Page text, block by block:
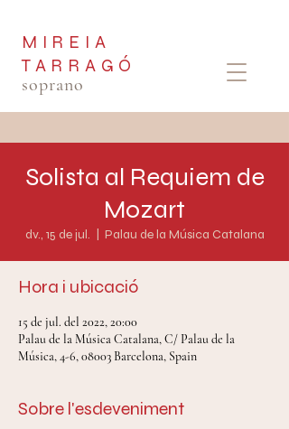
MIREIA
TARRAGÓ
soprano
Solista al Requiem de
Mozart
dv., 15 de jul. Palau de la Música Catalana
Hora i ubicació
15 de jul. del 2022, 20:00
Palau de la Música Catalana, C/ Palau de la
Música, 4-6, 08003 Barcelona, Spain
Sobre l'esdeveniment